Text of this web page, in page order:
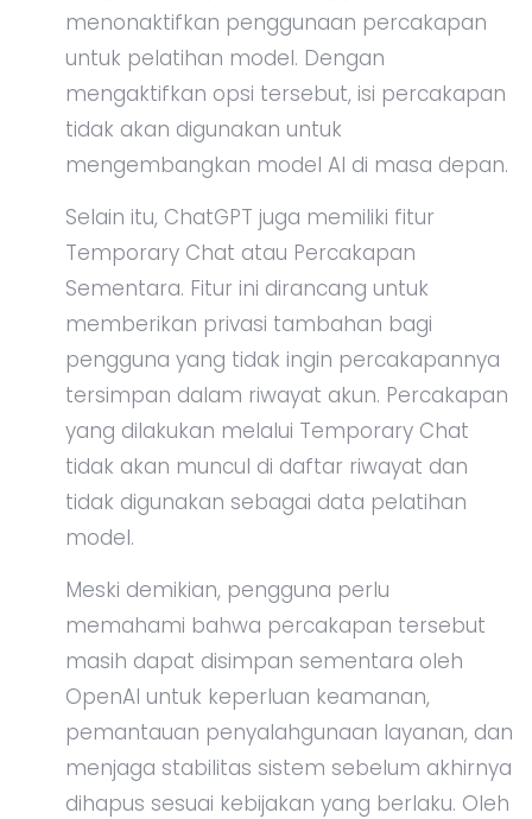
menonaktifkan penggunaan percakapan
untuk pelatihan model. Dengan
mengaktifkan opsi tersebut, isi percakapan
tidak akan digunakan untuk
mengembangkan model AI di masa depan.
Selain itu, ChatGPT juga memiliki fitur
Temporary Chat atau Percakapan
Sementara. Fitur ini dirancang untuk
memberikan privasi tambahan bagi
pengguna yang tidak ingin percakapannya
tersimpan dalam riwayat akun. Percakapan
yang dilakukan melalui Temporary Chat
tidak akan muncul di daftar riwayat dan
tidak digunakan sebagai data pelatihan
model.
Meski demikian, pengguna perlu
memahami bahwa percakapan tersebut
masih dapat disimpan sementara oleh
OpenAI untuk keperluan keamanan,
pemantauan penyalahgunaan layanan, dan
menjaga stabilitas sistem sebelum akhirnya
dihapus sesuai kebijakan yang berlaku. Oleh